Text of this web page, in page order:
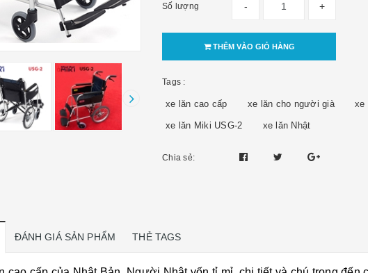
Số lượng - +
THÊM VÀO GIỎ HÀNG
Tags :
xe lăn cao cấp xe lăn cho người già xe
xe lăn Miki USG-2 xe lăn Nhật
Chia sẻ:
ĐÁNH GIÁ SẢN PHẨM THẺ TAGS